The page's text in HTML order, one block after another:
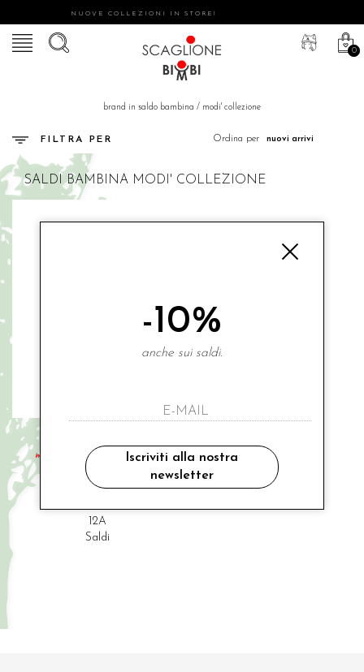
NUOVE COLLEZIONI IN STORE!
0
brand in saldo bambina / modi' collezione
FILTRA PER Ordina per
SALDIBAMBINA MODI' COLLEZIONE
manicotto con polsino cerimonia
€ 48.00
12A
Saldi
-10%
anche sui saldi.
Iscriviti alla nostra
newsletter